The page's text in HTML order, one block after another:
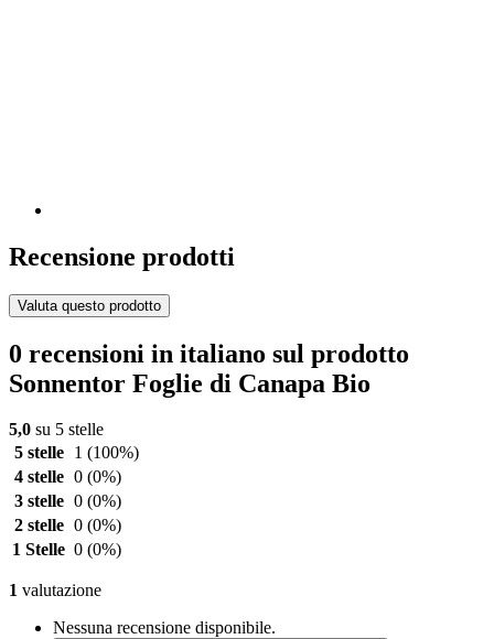
Recensione prodotti
Valuta questo prodotto
0 recensioni in italiano sul prodotto
Sonnentor Foglie di Canapa Bio
5,0 su 5 stelle
5 stelle
1 (100%)
4 stelle 0 (0%)
3 stelle 0 (0%)
2 stelle 0 (0%)
1 Stelle 0 (0%)
1 valutazione
Nessuna recensione disponibile.